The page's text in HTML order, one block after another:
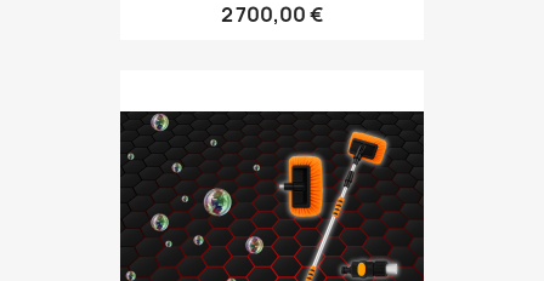
2 700,00 €